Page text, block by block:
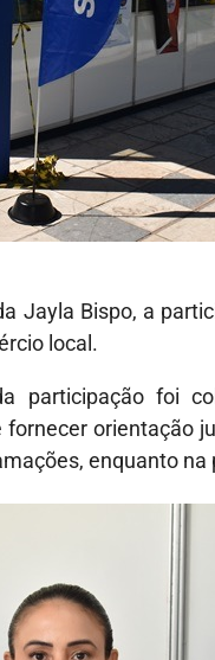
Jayla Bispo, a
local.
participação foi
orientação
enquanto